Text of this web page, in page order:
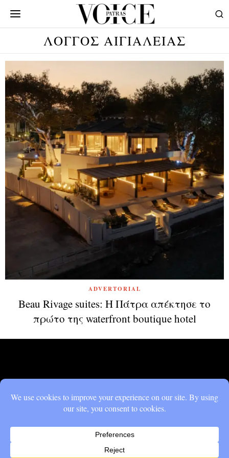
ΛΟΓΓΟΣ ΑΙΓΙΑΛΕΙΑΣ
ADVERTORIAL
Beau Rivage suites: Η Πάτρα απέκτησε το
πρώτο της waterfront boutique hotel